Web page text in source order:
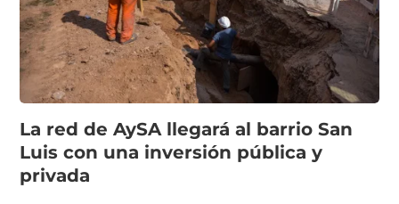
La red de AySA llegará al barrio San
Luis con una inversión pública y
privada